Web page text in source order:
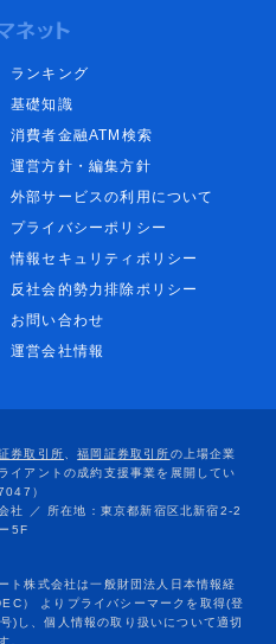
ランキング
基礎知識
消費者金融ATM検索
運営方針・編集方針
外部サービスの利用について
プライバシーポリシー
情報セキュリティポリシー
反社会的勢力排除ポリシー
お問い合わせ
運営会社情報